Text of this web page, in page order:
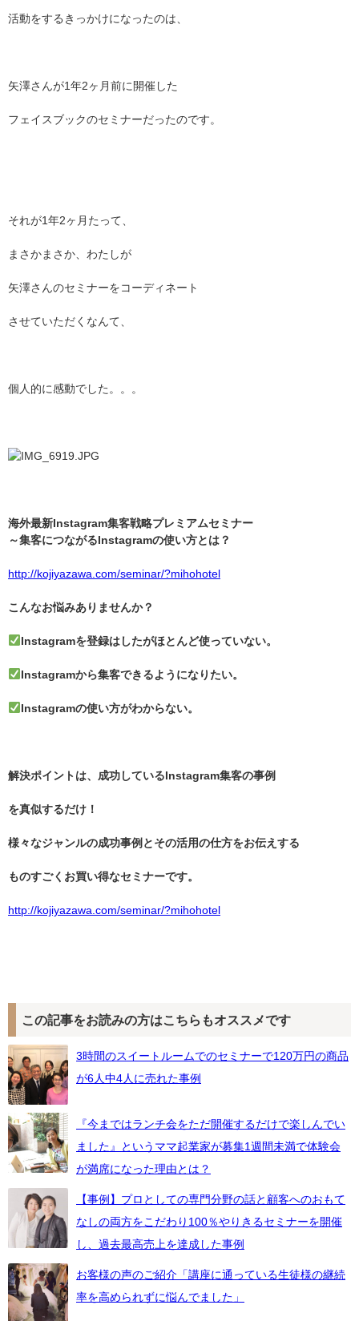
活動をするきっかけになったのは、
矢澤さんが1年2ヶ月前に開催した
フェイスブックのセミナーだったのです。
それが1年2ヶ月たって、
まさかまさか、わたしが
矢澤さんのセミナーをコーディネート
させていただくなんて、
個人的に感動でした。。。
海外最新Instagram集客戦略プレミアムセミナー
～集客につながるInstagramの使い方とは？
http://kojiyazawa.com/seminar/?mihohotel
こんなお悩みありませんか？
Instagramを登録はしたがほとんど使っていない。
Instagramから集客できるようになりたい。
Instagramの使い方がわからない。
解決ポイントは、成功しているInstagram集客の事例
を真似するだけ！
様々なジャンルの成功事例とその活用の仕方をお伝えする
ものすごくお買い得なセミナーです。
http://kojiyazawa.com/seminar/?mihohotel
この記事をお読みの方はこちらもオススメです
3時間のスイートルームでのセミナーで120万円の商品
が6人中4人に売れた事例
『今まではランチ会をただ開催するだけで楽しんでい
ました』というママ起業家が募集1週間未満で体験会
が満席になった理由とは？
【事例】プロとしての専門分野の話と顧客へのおもて
なしの両方をこだわり100％やりきるセミナーを開催
し、過去最高売上を達成した事例
お客様の声のご紹介「講座に通っている生徒様の継続
率を高められずに悩んでました」